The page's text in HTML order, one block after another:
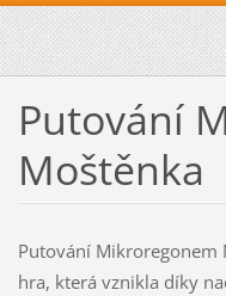
Putování
Moštěnka
Putování Mikroregonem
hra, která vznikla díky